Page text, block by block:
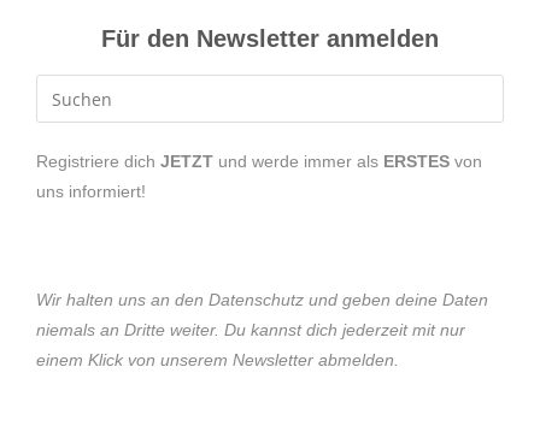
Für den Newsletter anmelden
Registriere dich JETZT und werde immer als ERSTES von
uns informiert!
Wir halten uns an den Datenschutz und geben deine Daten
niemals an Dritte weiter. Du kannst dich jederzeit mit nur
einem Klick von unserem Newsletter abmelden.